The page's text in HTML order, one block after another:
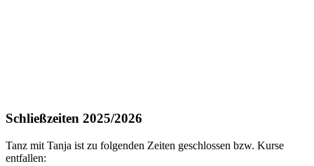
Schließzeiten 2025/2026
Tanz mit Tanja ist zu folgenden Zeiten geschlossen bzw. Kurse
entfallen: